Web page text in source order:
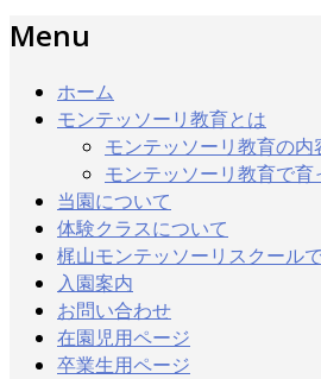
Menu
ホーム
モンテッソーリ教育とは
モンテッソーリ教育の内
モンテッソーリ教育で育
当園について
体験クラスについて
梶山モンテッソーリスクール
入園案内
お問い合わせ
在園児用ページ
卒業生用ページ